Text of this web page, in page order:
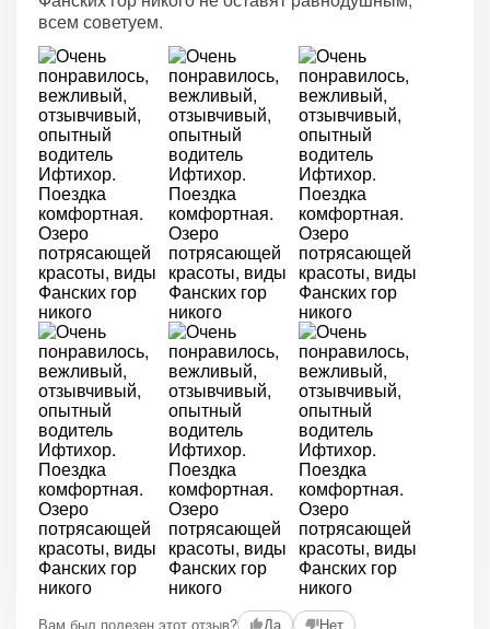
всем советуем.
Вам был полезен этот отзыв? Да Нет